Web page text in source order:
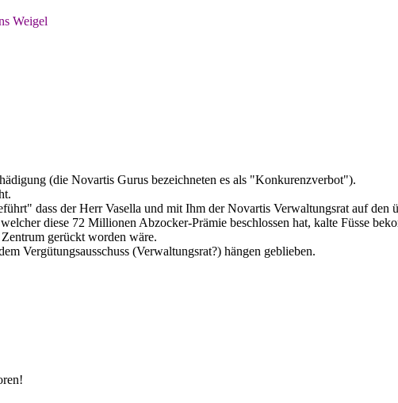
Weigel
(die Novartis Gurus bezeichneten es als "Konkurenzverbot").
dass der Herr Vasella und mit Ihm der Novartis Verwaltungsrat auf den
diese 72 Millionen Abzocker-Prämie beschlossen hat, kalte Füsse
gerückt worden wäre.
Vergütungsausschuss (Verwaltungsrat?) hängen geblieben.